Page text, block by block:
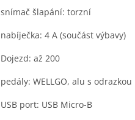
snímač šlapání: torzní
nabíječka: 4 A (součást výbavy)
Dojezd: až 200
pedály: WELLGO, alu s odrazkou
USB port: USB Micro-B